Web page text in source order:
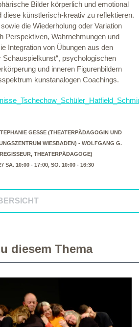
Bilder körperlich und emotional
diese künstlerisch-kreativ zu reflektieren.
die Wiederholung oder Variation
Perspektiven, Wahrnehmungen und
Integration von Übungen aus den
Schauspielkunst“, psychologischen
und inneren Figurenbildern
kunstanalogen Coachings.
GESSE (THEATERPÄDAGOGIN UND
WIESBADEN) - WOLFGANG G.
THEATERPÄDAGOGE)
SA. 10:00 - 17:00, SO. 10:00 - 16:30
diesem Thema